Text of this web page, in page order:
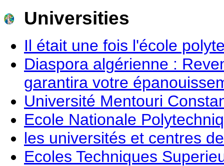
Universities
Il était une fois l'école
Diaspora algérienne :
garantira votre
Université Mentouri
Ecole Nationale
les universités et centres
Ecoles Techniques